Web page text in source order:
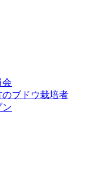
会
ブドウ栽培者
ン